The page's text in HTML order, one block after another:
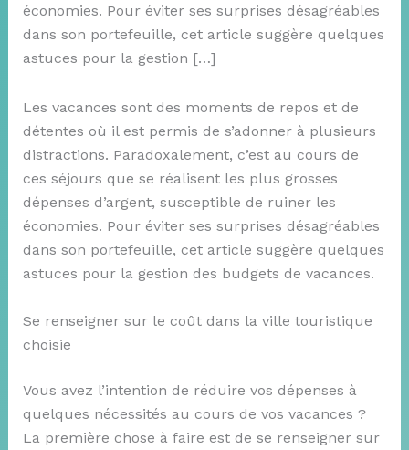
économies. Pour éviter ses surprises désagréables
dans son portefeuille, cet article suggère quelques
astuces pour la gestion […]
Les vacances sont des moments de repos et de
détentes où il est permis de s’adonner à plusieurs
distractions. Paradoxalement, c’est au cours de
ces séjours que se réalisent les plus grosses
dépenses d’argent, susceptible de ruiner les
économies. Pour éviter ses surprises désagréables
dans son portefeuille, cet article suggère quelques
astuces pour la gestion des budgets de vacances.
Se renseigner sur le coût dans la ville touristique
choisie
Vous avez l’intention de réduire vos dépenses à
quelques nécessités au cours de vos vacances ?
La première chose à faire est de se renseigner sur